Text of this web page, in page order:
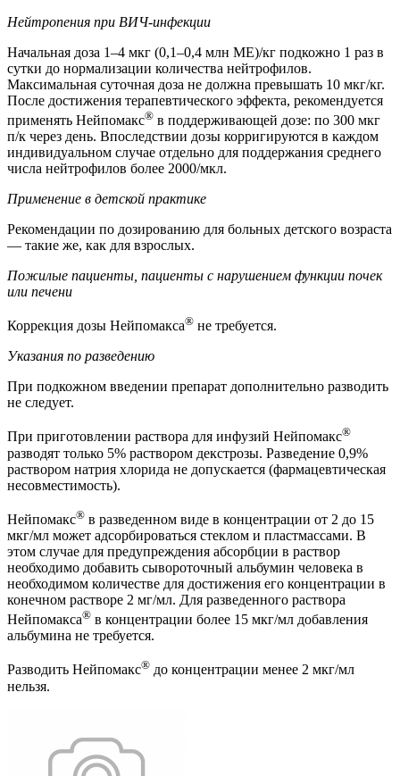
Нейтропения при ВИЧ-инфекции
Начальная доза 1–4 мкг (0,1–0,4 млн МЕ)/кг подкожно 1 раз в
сутки до нормализации количества нейтрофилов.
Максимальная суточная доза не должна превышать 10 мкг/кг.
После достижения терапевтического эффекта, рекомендуется
применять Нейпомакс® в поддерживающей дозе: по 300 мкг
п/к через день. Впоследствии дозы корригируются в каждом
индивидуальном случае отдельно для поддержания среднего
числа нейтрофилов более 2000/мкл.
Применение в детской практике
Рекомендации по дозированию для больных детского возраста
— такие же, как для взрослых.
Пожилые пациенты, пациенты с нарушением функции почек
или печени
Коррекция дозы Нейпомакса® не требуется.
Указания по разведению
При подкожном введении препарат дополнительно разводить
не следует.
При приготовлении раствора для инфузий Нейпомакс®
разводят только 5% раствором декстрозы. Разведение 0,9%
раствором натрия хлорида не допускается (фармацевтическая
несовместимость).
Нейпомакс® в разведенном виде в концентрации от 2 до 15
мкг/мл может адсорбироваться стеклом и пластмассами. В
этом случае для предупреждения абсорбции в раствор
необходимо добавить сывороточный альбумин человека в
необходимом количестве для достижения его концентрации в
конечном растворе 2 мг/мл. Для разведенного раствора
Нейпомакса® в концентрации более 15 мкг/мл добавления
альбумина не требуется.
Разводить Нейпомакс® до концентрации менее 2 мкг/мл
нельзя.